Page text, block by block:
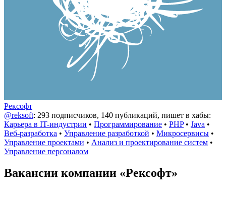
Рексофт
@reksoft: 293 подписчиков, 140 публикаций, пишет в хабы:
Карьера в IT-индустрии • Программирование • PHP• Java •
Веб-разработка • Управление разработкой • Микросервисы •
Управление проектами • Анализ и проектирование систем •
Управление персоналом
Вакансии компании «Рексофт»